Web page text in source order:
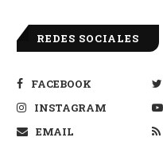
REDES SOCIALES
FACEBOOK
INSTAGRAM
EMAIL